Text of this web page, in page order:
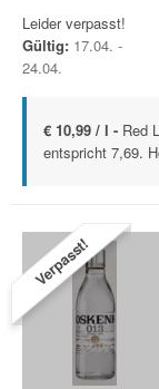
Leider verpasst!
Gültig: 17.04. -
24.04.
€ 10,99 / l - Red
entspricht 7,69.
Verpasst!